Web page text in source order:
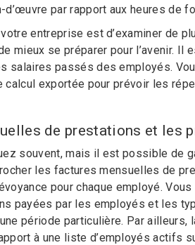
par rapport aux heures de
entreprise est d’examiner de
mieux se préparer pour l’avenir. Il
salaires passés des employés.
calcul exportée pour prévoir les
de prestations et les
souvent, mais il est possible de
les factures mensuelles de
pour chaque employé.
payées par les employés et les
période particulière. Par ailleurs,
à une liste d’employés actifs